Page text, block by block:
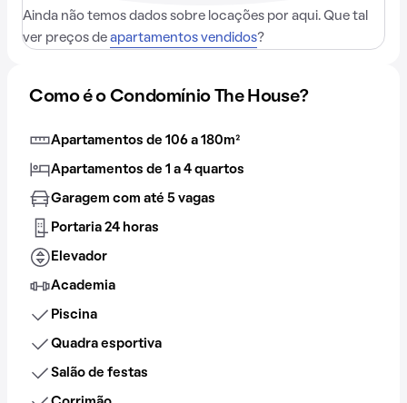
Ainda não temos dados sobre locações por aqui. Que tal
ver preços de apartamentos vendidos?
Como é o Condomínio The House?
Apartamentos de 106 a 180m²
Apartamentos de 1 a 4 quartos
Garagem com até 5 vagas
Portaria 24 horas
Elevador
Academia
Piscina
Quadra esportiva
Salão de festas